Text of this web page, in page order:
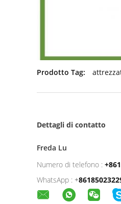
Prodotto Tag:
Dettagli di contatto
Freda Lu
Numero di telefono :
WhatsApp : +